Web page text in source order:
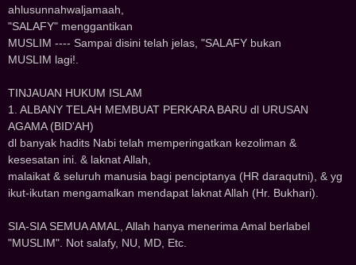
ahlusunnahwaljamaah,
"SALAFY" menggantikan
MUSLIM ---- Sampai disini telah jelas, "SALAFY bukan
MUSLIM lagi!.
TINJAUAN HUKUM ISLAM
1. ALBANY TELAH MEMBUAT PERKARA BARU dl URUSAN
AGAMA (BID'AH)
dl banyak hadits Nabi telah memperingatkan kezoliman &
kesesatan ini. & laknat Allah,
malaikat & seluruh manusia bagi penciptanya (HR daraqutni), & yg
ikut-ikutan mengamalkan mendapat laknat Allah (Hr. Bukhari).
SIA-SIA SEMUA AMAL, Allah hanya menerima Amal berlabel
"MUSLIM". Not salafy, NU, MD, Etc.